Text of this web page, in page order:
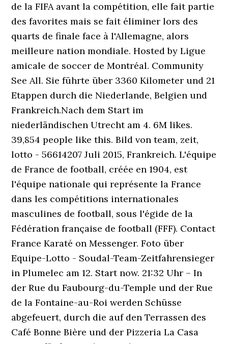
de la FIFA avant la compétition, elle fait partie
des favorites mais se fait éliminer lors des
quarts de finale face à l'Allemagne, alors
meilleure nation mondiale. Hosted by Ligue
amicale de soccer de Montréal. Community
See All. Sie führte über 3360 Kilometer und 21
Etappen durch die Niederlande, Belgien und
Frankreich.Nach dem Start im
niederländischen Utrecht am 4. 6M likes.
39,854 people like this. Bild von team, zeit,
lotto - 56614207 Juli 2015, Frankreich.L'équipe
de France de football, créée en 1904, est
l'équipe nationale qui représente la France
dans les compétitions internationales
masculines de football, sous l'égide de la
Fédération française de football (FFF). Contact
France Karaté on Messenger. Foto über
Equipe-Lotto - Soudal-Team-Zeitfahrensieger
in Plumelec am 12. Start now. 21:32 Uhr – In
der Rue du Faubourg-du-Temple und der Rue
de la Fontaine-au-Roi werden Schüsse
abgefeuert, durch die auf den Terrassen des
Café Bonne Bière und der Pizzeria La Casa